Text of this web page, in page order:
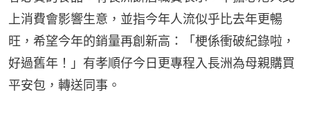
上消費會影響生意，並指今年人流似乎比去年更暢
旺，希望今年的銷量再創新高：「梗係衝破紀錄啦，
好過舊年！」有孝順仔今日更專程入長洲為母親購買
平安包，轉送同事。